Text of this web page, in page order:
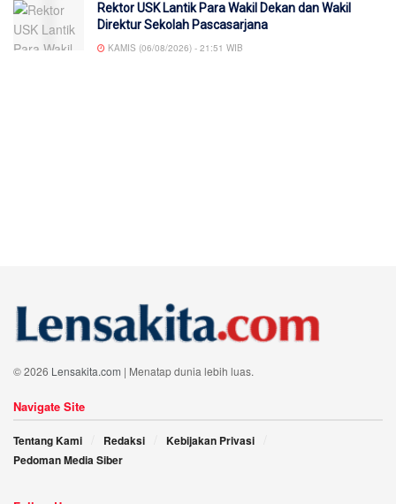
Rektor USK Lantik Para Wakil Dekan dan Wakil
Direktur Sekolah Pascasarjana
KAMIS (06/08/2026) - 21:51 WIB
© 2026 Lensakita.com | Menatap dunia lebih luas.
Navigate Site
Tentang Kami Redaksi
Kebijakan Privasi
Pedoman Media Siber